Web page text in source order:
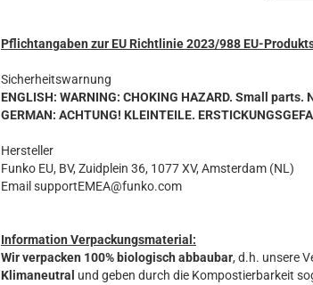
Pflichtangaben zur EU Richtlinie 2023/988 EU-
Sicherheitswarnung
ENGLISH: WARNING: CHOKING HAZARD. Small
GERMAN: ACHTUNG! KLEINTEILE.
Hersteller
Funko EU, BV, Zuidplein 36, 1077 XV, Amsterdam (NL)
Email supportEMEA@funko.com
Information Verpackungsmaterial:
Wir verpacken 100% biologisch abbaubar, d.h. unsere
Klimaneutral und geben durch die Kompostierbarkeit